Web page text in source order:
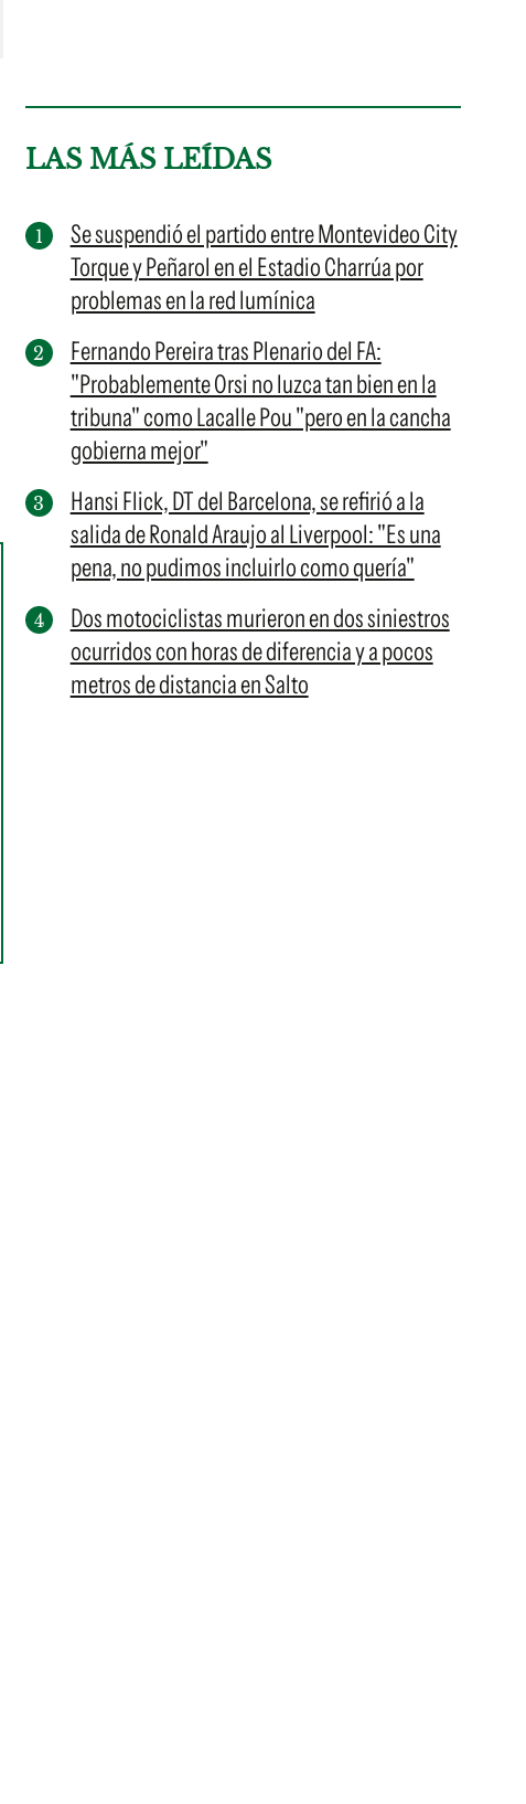
LAS MÁS LEÍDAS
Se suspendió el partido entre Montevideo City
Torque y Peñarol en el Estadio Charrúa por
problemas en la red lumínica
Fernando Pereira tras Plenario del FA:
"Probablemente Orsi no luzca tan bien en la
tribuna" como Lacalle Pou "pero en la cancha
gobierna mejor"
Hansi Flick, DT del Barcelona, se refirió a la
salida de Ronald Araujo al Liverpool: "Es una
pena, no pudimos incluirlo como quería"
Dos motociclistas murieron en dos siniestros
ocurridos con horas de diferencia y a pocos
metros de distancia en Salto